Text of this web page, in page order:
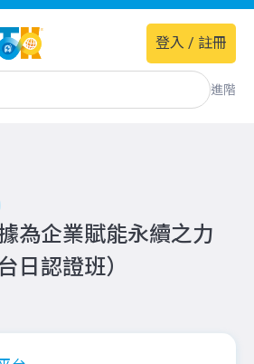
進階
登入 / 註冊
為企業賦能永續之力
日認證班）